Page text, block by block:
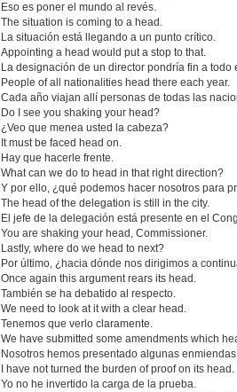
Eso es poner el mundo al revés.
The situation is coming to a head.
La situación está llegando a un punto crítico.
Appointing a head would put a stop to that.
La designación de un director pondría fin a todo
People of all nationalities head there each year.
Cada año viajan allí personas de todas las
Do I see you shaking your head?
¿Veo que menea usted la cabeza?
It must be faced head on.
Hay que hacerle frente.
What can we do to head in that right direction?
Y por ello, ¿qué podemos hacer nosotros para
The head of the delegation is still in the city.
El jefe de la delegación está presente en el
You are shaking your head, Commissioner.
Lastly, where do we head to next?
Por último, ¿hacia dónde nos dirigimos a
Once again this argument rears its head.
También se ha debatido al respecto.
We need to look at it with a clear head.
Tenemos que verlo claramente.
We have submitted some amendments which
Nosotros hemos presentado algunas
I have not turned the burden of proof on its head.
Yo no he invertido la carga de la prueba.